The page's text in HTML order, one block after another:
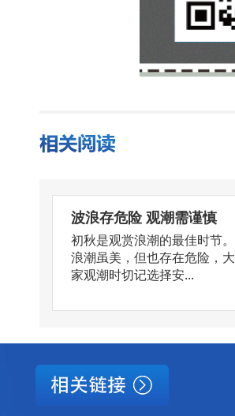
波浪存危险 观潮需谨慎
初秋是观赏浪潮的最佳时节。
浪潮虽美，但也存在危险，大
家观潮时切记选择安...